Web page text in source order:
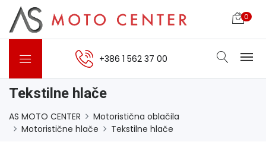
0
+386 1 562 37 00
Tekstilne hlače
AS MOTO CENTER
Motoristična oblačila
Motoristične hlače
Tekstilne hlače